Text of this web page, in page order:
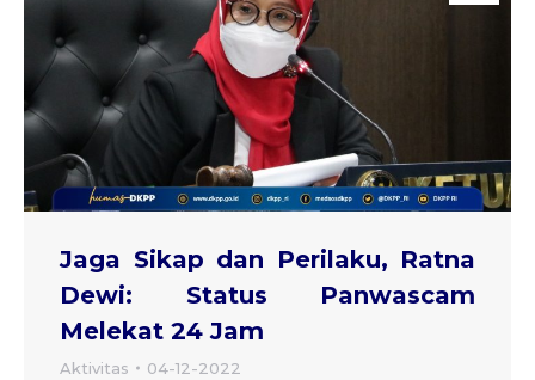
Jaga Sikap dan Perilaku, Ratna
Dewi: Status Panwascam
Melekat 24 Jam
Aktivitas 04-12-2022